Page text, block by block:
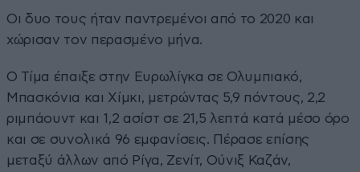
Οι δυο τους ήταν παντρεμένοι από το 2020 και
χώρισαν τον περασμένο μήνα.
Ο Τίμα έπαιξε στην Ευρωλίγκα σε Ολυμπιακό,
Μπασκόνια και Χίμκι, μετρώντας 5,9 πόντους, 2,2
ριμπάουντ και 1,2 ασίστ σε 21,5 λεπτά κατά μέσο όρο
και σε συνολικά 96 εμφανίσεις. Πέρασε επίσης
μεταξύ άλλων από Ρίγα, Ζενίτ, Ούνιξ Καζάν,